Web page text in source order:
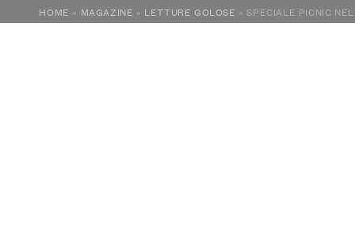
HOME » MAGAZINE » LETTURE GOLOSE » SPECIALE PICNIC